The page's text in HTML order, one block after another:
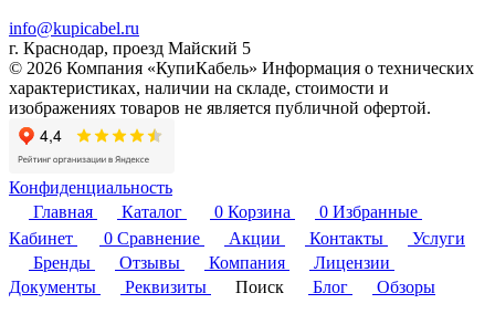
info@kupicabel.ru
г. Краснодар, проезд Майский 5
© 2026 Компания «КупиКабель» Информация о технических
характеристиках, наличии на складе, стоимости и
изображениях товаров не является публичной офертой.
Конфиденциальность
Главная
Каталог 0 Корзина 0 Избранные
Кабинет
0 Сравнение Акции Контакты
Услуги
Бренды
Отзывы Компания
Лицензии
Документы
Реквизиты Поиск Блог Обзоры